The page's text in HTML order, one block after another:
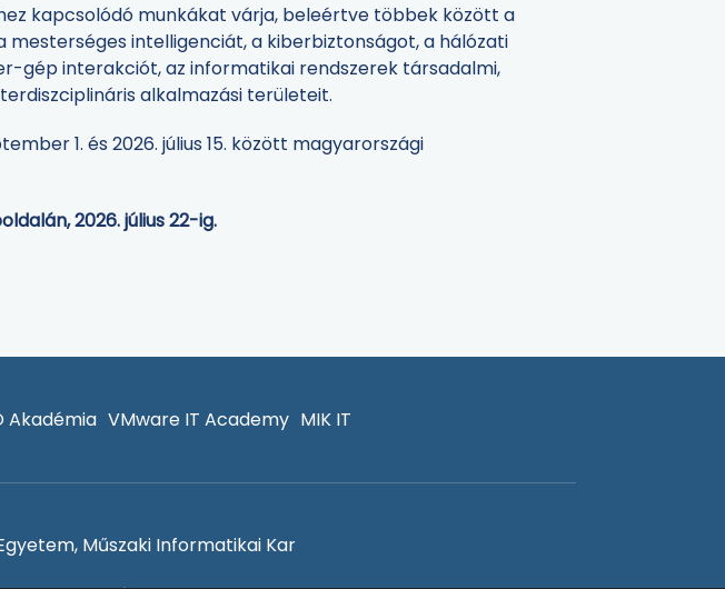
kapcsolódó munkákat várja, beleértve többek között a
intelligenciát, a kiberbiztonságot, a hálózati
gép interakciót, az informatikai rendszerek társadalmi,
alkalmazási területeit.
1. és 2026. július 15. között magyarországi
2026. július 22-ig.
Akadémia VMware IT Academy MIK IT
Műszaki Informatikai Kar